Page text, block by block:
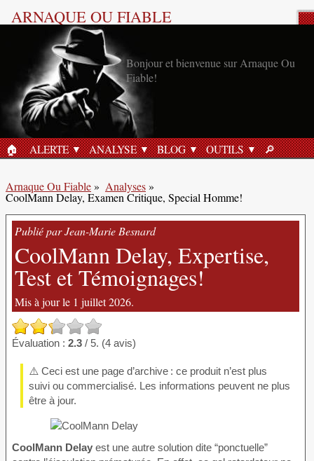
ARNAQUE OU FIABLE
Fiable!
ACCUEIL
🏠︎ ALERTE ANALYSE BLOG OUTILS 🔎︎
Arnaque Ou Fiable» Analyses»
CoolMann Delay, Examen Critique, Special Homme!
Publié par Jean-Marie Besnard
CoolMann Delay, Expertise,
Test et Témoignages!
Mis à jour le 1 juillet 2026.
Évaluation : 2.3 / 5. (4 avis)
⚠️ Ceci est une page d’archive : ce produit n’est plus
suivi ou commercialisé. Les informations peuvent ne plus
être à jour.
CoolMann Delay est une autre solution dite “ponctuelle”